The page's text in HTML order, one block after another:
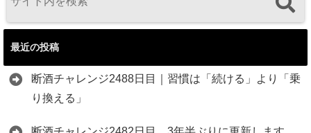
最近の投稿
断酒チャレンジ2488日目｜習慣は「続ける」より「乗
り換える」